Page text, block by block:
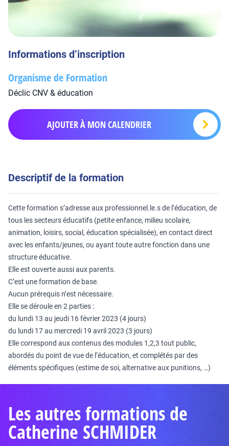
Informations d’inscription
Organisme de Formation
Déclic CNV & éducation
AJOUTER À MON CALENDRIER
Descriptif de la formation
Cette formation s’adresse aux professionnel.le.s de l’éducation, de
tous les secteurs éducatifs (petite enfance, milieu scolaire,
animation, loisirs, social, éducation spécialisée), en contact direct
avec les enfants/jeunes, ou ayant toute autre fonction dans une
structure éducative.
Elle est ouverte aussi aux parents.
C’est une formation de base.
Aucun prérequis n’est nécessaire.
Elle se déroule en 2 parties :
du lundi 13 au jeudi 16 février 2023 (4 jours)
du lundi 17 au mercredi 19 avril 2023 (3 jours)
Elle correspond aux contenus des modules 1,2,3 tout public,
abordés du point de vue de l’éducation, et complétés par des
éléments spécifiques (estime de soi, alternative aux punitions, …)
Les autres formations de
Catherine SCHMIDER